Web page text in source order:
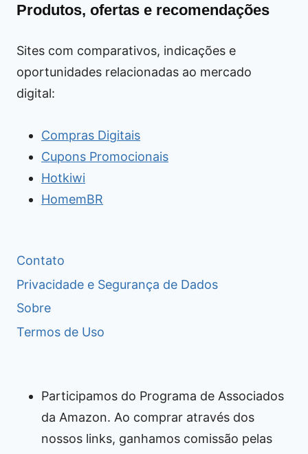
Produtos, ofertas e recomendações
Sites com comparativos, indicações e
oportunidades relacionadas ao mercado
digital:
Compras Digitais
Cupons Promocionais
Hotkiwi
HomemBR
Contato
Privacidade e Segurança de Dados
Sobre
Termos de Uso
Participamos do Programa de Associados
da Amazon. Ao comprar através dos
nossos links, ganhamos comissão pelas